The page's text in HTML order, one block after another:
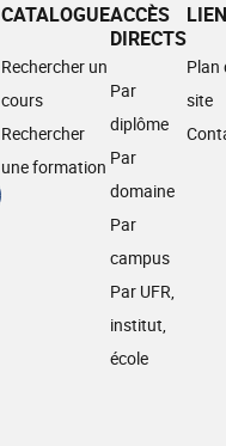
CATALOGUE
Rechercher un
cours
Rechercher
une formation
ACCÈS
DIRECTS
Par
diplôme
Par
domaine
Par
campus
Par UFR,
institut,
école
Plan
site